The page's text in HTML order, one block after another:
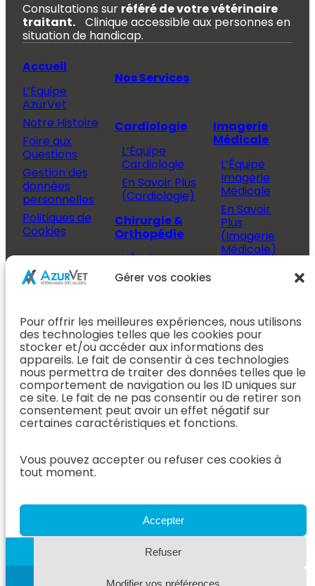
Gérer vos cookies
Pour offrir les meilleures expériences, nous utilisons
des technologies telles que les cookies pour
stocker et/ou accéder aux informations des
appareils. Le fait de consentir à ces technologies
nous permettra de traiter des données telles que le
comportement de navigation ou les ID uniques sur
ce site. Le fait de ne pas consentir ou de retirer son
consentement peut avoir un effet négatif sur
certaines caractéristiques et fonctions.
Vous pouvez accepter ou refuser ces cookies à
tout moment.
Accepter
Refuser
Modifier vos préférences
Consultations sur référé de votre vétérinaire
traitant. Clinique accessible aux personnes en
situation de handicap.
Accueil
L’Équipe
AzurVet
Notre Histoire
Foire aux
Questions
Gestion des
données
personnelles
Politiques de
Cookies
Propriétaire
Prendre
rendez-vous
Après mon
rendez-vous
Espace
Vétérinaire
cas
Nous rejoindre
AzurVet
Nos Services
Cardiologie
L’Équipe
Cardiologie
En Savoir Plus
(Cardiologie)
Chirurgie &
Orthopédie
L’Équipe
Chirurgie &
Orthopédie
(Chirurgie &
Orthopédie)
Dentisterie &
ORL
L’Équipe
Dentisterie &
ORL
(Dentisterie &
ORL)
L’Équipe
Hospitalisation
En Savoir Plus
(Hospitalisation)
Imagerie
Médicale
L’Équipe
Imagerie
Médicale
En Savoir
Plus
(Imagerie
Médicale)
Médecine
Interne
En Savoir
Plus
(Médecine
Interne)
Neurologie
Neurologie
(Neurologie)